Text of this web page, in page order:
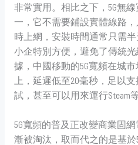
非常實用。相比之下，5G無
一，它不需要鋪設實體線路
時上網，安裝時間通常只需
小企特別方便，避免了傳統
據，中國移動的5G寬頻在城
上，延遲低至20毫秒，足以
試，甚至可以用來運行Steam
5G寬頻的普及正改變商業固
漸被淘汰，取而代之的是基